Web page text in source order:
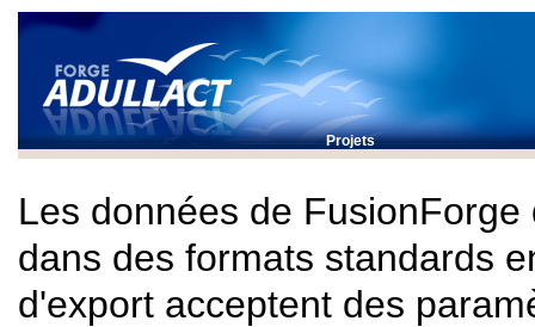
Projets
Les données de
dans des formats standards
d'export acceptent des